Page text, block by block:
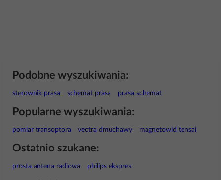
Podobne wyszukiwania:
sterownik prasa schemat prasa prasa schemat
Popularne wyszukiwania:
pomiar transoptora vectra dmuchawy magnetowid tensai
Ostatnio szukane:
prosta antena radiowa philips ekspres